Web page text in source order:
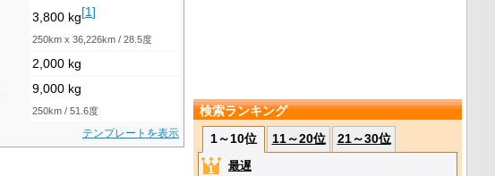
3,800 kg[1]
250km x 36,226km / 28.5度
2,000 kg
9,000 kg
250km / 51.6度
テンプレートを表示
検索ランキング
1～10位
11～20位 21～30位
最遅